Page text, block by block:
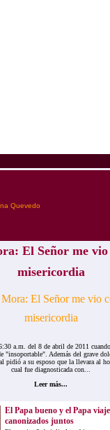
Quevedo
El Señor me
misericordia
a.m. del 8 de abril de 2011
"insoportable". Además del grave
pidió a su esposo que la llevara al
cual fue diagnosticada con...
Leer más...
El Papa bueno y el Papa
canonizados juntos